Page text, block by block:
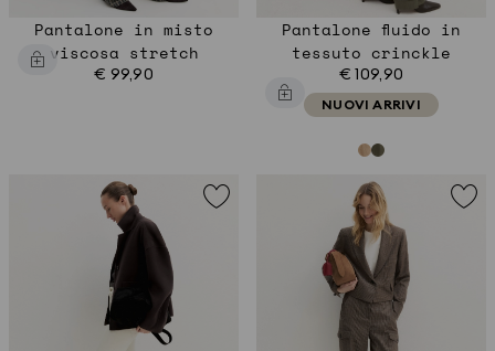
Pantalone in misto
viscosa stretch
€ 99,90
Pantalone fluido in
tessuto crinckle
€ 109,90
NUOVI ARRIVI